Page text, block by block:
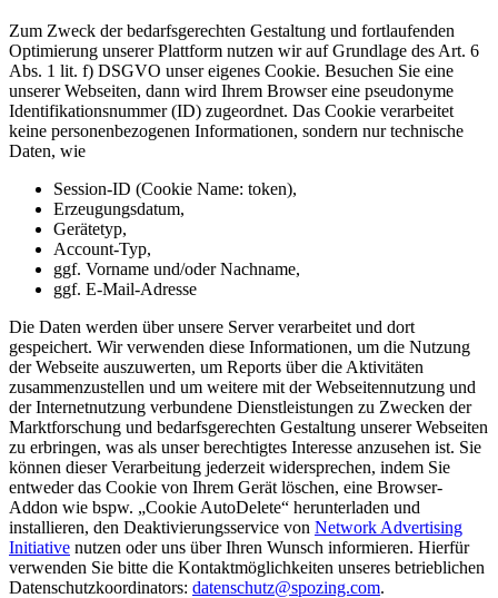
Zum Zweck der bedarfsgerechten Gestaltung und fortlaufenden
Optimierung unserer Plattform nutzen wir auf Grundlage des Art. 6
Abs. 1 lit. f) DSGVO unser eigenes Cookie. Besuchen Sie eine
unserer Webseiten, dann wird Ihrem Browser eine pseudonyme
Identifikationsnummer (ID) zugeordnet. Das Cookie verarbeitet
keine personenbezogenen Informationen, sondern nur technische
Daten, wie
Session-ID (Cookie Name: token),
Erzeugungsdatum,
Gerätetyp,
Account-Typ,
ggf. Vorname und/oder Nachname,
ggf. E-Mail-Adresse
Die Daten werden über unsere Server verarbeitet und dort
gespeichert. Wir verwenden diese Informationen, um die Nutzung
der Webseite auszuwerten, um Reports über die Aktivitäten
zusammenzustellen und um weitere mit der Webseitennutzung und
der Internetnutzung verbundene Dienstleistungen zu Zwecken der
Marktforschung und bedarfsgerechten Gestaltung unserer Webseiten
zu erbringen, was als unser berechtigtes Interesse anzusehen ist. Sie
können dieser Verarbeitung jederzeit widersprechen, indem Sie
entweder das Cookie von Ihrem Gerät löschen, eine Browser-
Addon wie bspw. „Cookie AutoDelete“ herunterladen und
installieren, den Deaktivierungsservice von Network Advertising
Initiative nutzen oder uns über Ihren Wunsch informieren. Hierfür
verwenden Sie bitte die Kontaktmöglichkeiten unseres betrieblichen
Datenschutzkoordinators: datenschutz@spozing.com.